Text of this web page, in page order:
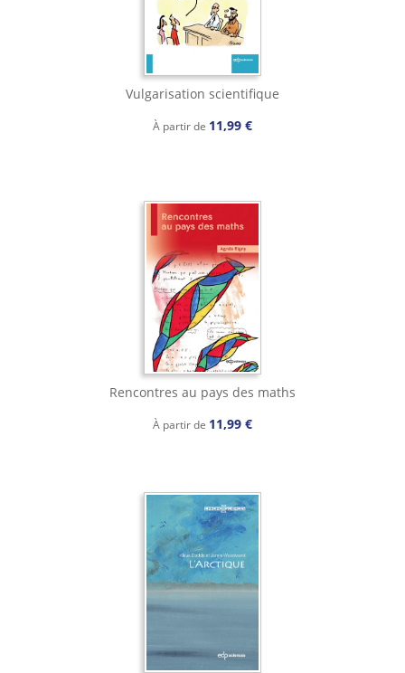
Vulgarisation scientifique
À partir de 11,99 €
Rencontres au pays des maths
À partir de 11,99 €